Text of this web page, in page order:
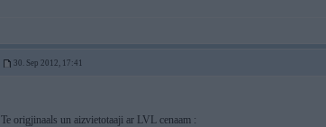
30. Sep 2012, 17:41
Te origjinaals un aizvietotaaji ar LVL cenaam :